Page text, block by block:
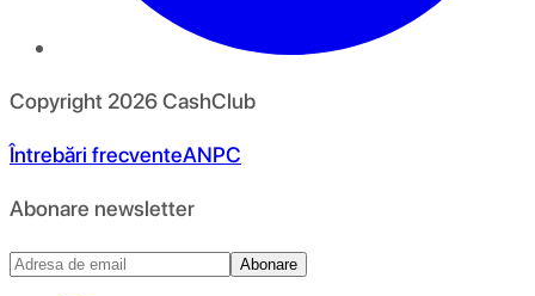
Copyright 2026CashClub
Întrebări frecventeANPC
Abonare newsletter
Abonare